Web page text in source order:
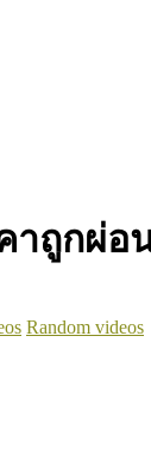
าถูกผ่อ
Random videos